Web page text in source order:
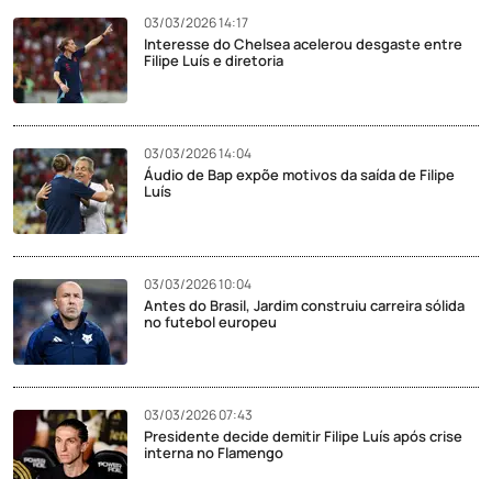
03/03/2026 14:17
Interesse do Chelsea acelerou desgaste entre
Filipe Luís e diretoria
03/03/2026 14:04
Áudio de Bap expõe motivos da saída de Filipe
Luís
03/03/2026 10:04
Antes do Brasil, Jardim construiu carreira sólida
no futebol europeu
03/03/2026 07:43
Presidente decide demitir Filipe Luís após crise
interna no Flamengo